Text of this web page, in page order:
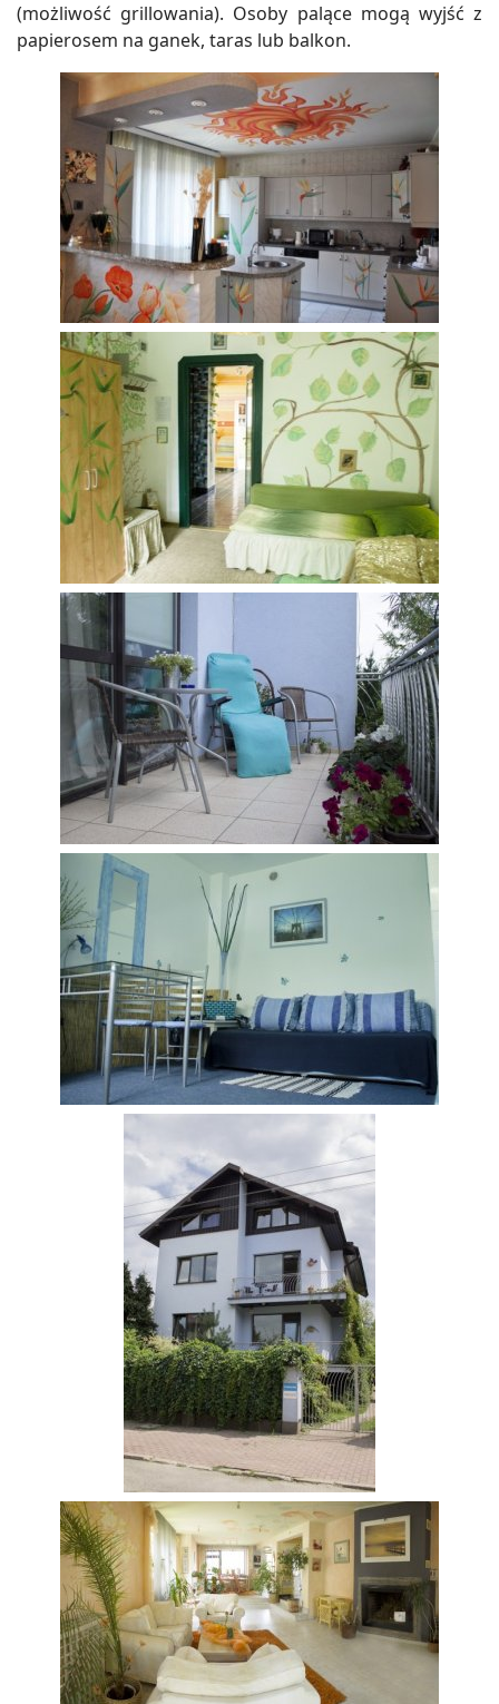
(możliwość grillowania). Osoby palące mogą wyjść z
papierosem na ganek, taras lub balkon.